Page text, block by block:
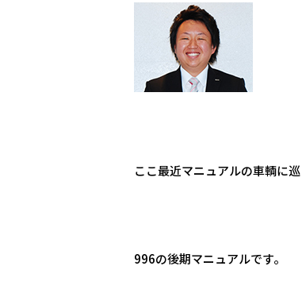
ここ最近マニュアルの車輌に
996の後期マニュアルです。